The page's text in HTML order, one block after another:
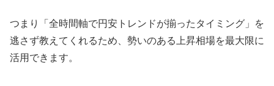
つまり「全時間軸で円安トレンドが揃ったタイミング」を
逃さず教えてくれるため、勢いのある上昇相場を最大限に
活用できます。